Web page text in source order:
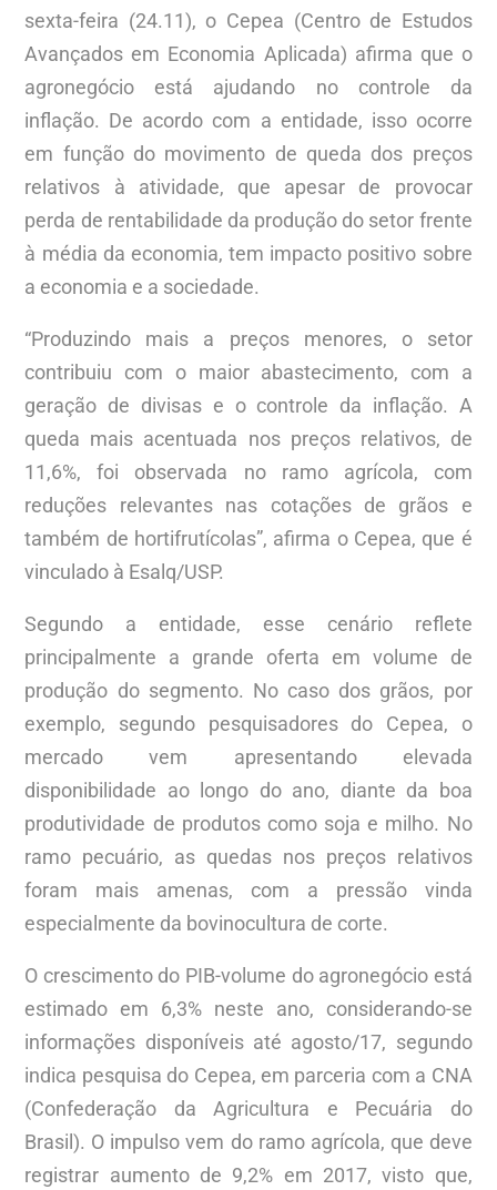
sexta-feira (24.11), o Cepea (Centro de Estudos
Avançados em Economia Aplicada) afirma que o
agronegócio está ajudando no controle da
inflação. De acordo com a entidade, isso ocorre
em função do movimento de queda dos preços
relativos à atividade, que apesar de provocar
perda de rentabilidade da produção do setor frente
à média da economia, tem impacto positivo sobre
a economia e a sociedade.
“Produzindo mais a preços menores, o setor
contribuiu com o maior abastecimento, com a
geração de divisas e o controle da inflação. A
queda mais acentuada nos preços relativos, de
11,6%, foi observada no ramo agrícola, com
reduções relevantes nas cotações de grãos e
também de hortifrutícolas”, afirma o Cepea, que é
vinculado à Esalq/USP.
Segundo a entidade, esse cenário reflete
principalmente a grande oferta em volume de
produção do segmento. No caso dos grãos, por
exemplo, segundo pesquisadores do Cepea, o
mercado vem apresentando elevada
disponibilidade ao longo do ano, diante da boa
produtividade de produtos como soja e milho. No
ramo pecuário, as quedas nos preços relativos
foram mais amenas, com a pressão vinda
especialmente da bovinocultura de corte.
O crescimento do PIB-volume do agronegócio está
estimado em 6,3% neste ano, considerando-se
informações disponíveis até agosto/17, segundo
indica pesquisa do Cepea, em parceria com a CNA
(Confederação da Agricultura e Pecuária do
Brasil). O impulso vem do ramo agrícola, que deve
registrar aumento de 9,2% em 2017, visto que,